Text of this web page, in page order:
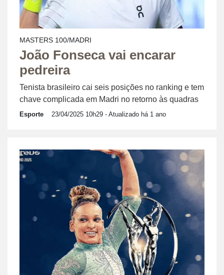
MASTERS 100/MADRI
João Fonseca vai encarar
pedreira
Tenista brasileiro cai seis posições no ranking e tem
chave complicada em Madri no retorno às quadras
Esporte 23/04/2025 10h29 - Atualizado há 1 ano